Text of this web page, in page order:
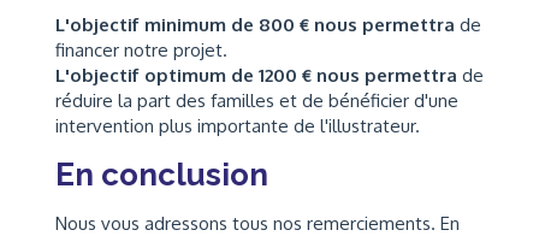
L'objectif minimum de 800 € nous permettra de
financer notre projet.
L'objectif optimum de 1200 € nous permettra de
réduire la part des familles et de bénéficier d'une
intervention plus importante de l'illustrateur.
En conclusion
Nous vous adressons tous nos remerciements. En